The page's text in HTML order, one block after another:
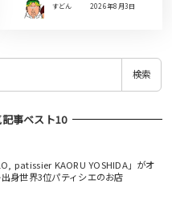
すどん 2026年8月3日
検索
事ベスト10
patissier KAORU YOSHIDA」がオ
身世界3位パティシエのお店